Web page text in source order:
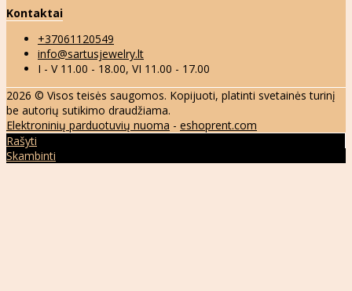
Kontaktai
+37061120549
info@sartusjewelry.lt
I - V 11.00 - 18.00, VI 11.00 - 17.00
2026 © Visos teisės saugomos. Kopijuoti, platinti svetainės turinį
be autorių sutikimo draudžiama.
Elektroninių parduotuvių nuoma - eshoprent.com
Rašyti
Skambinti